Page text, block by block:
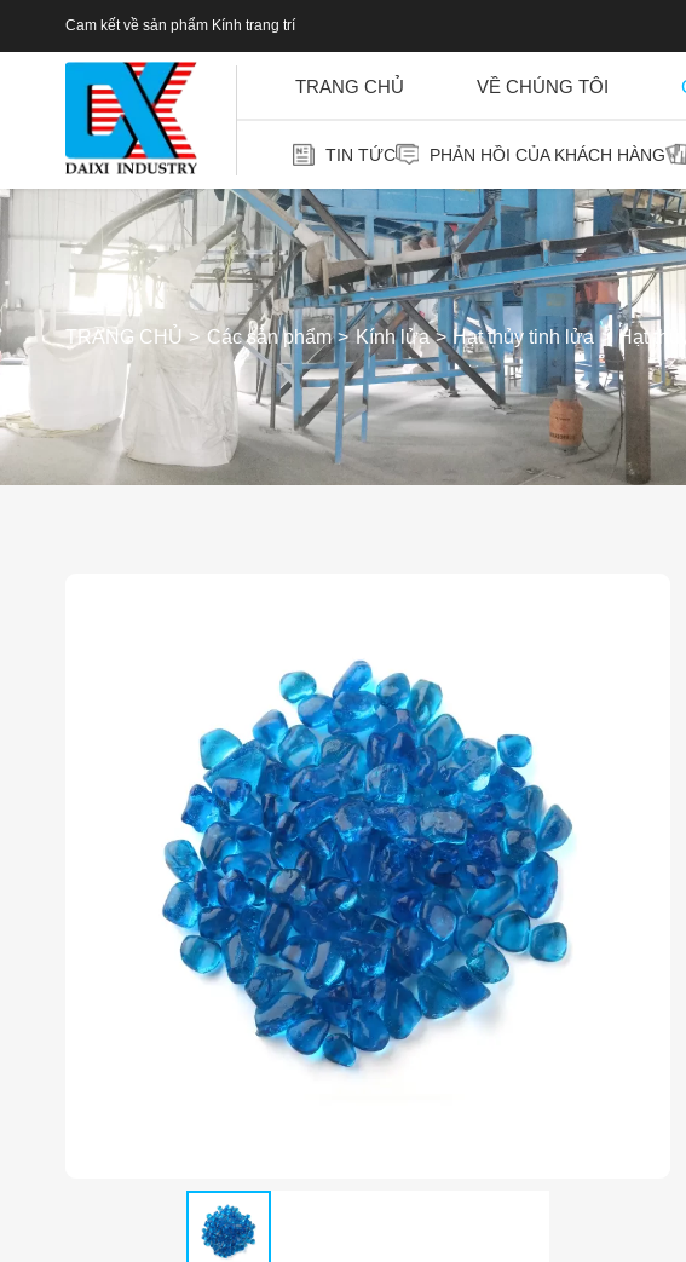
Cam kết về sản phẩm Kính trang trí
TRANG CHỦ VỀ CHÚNG TÔI
TIN TỨC PHẢN HỒI CỦA KHÁCH HÀNG
TRANG CHỦ Các sản phẩm Kính lửa Hạt thủy tinh lửa Hạt